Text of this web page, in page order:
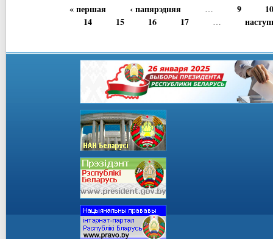
« першая ‹ папярэдняя … 9
10
14
15 16 17 …